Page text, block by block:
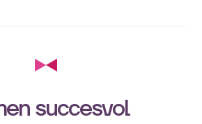
succesvol